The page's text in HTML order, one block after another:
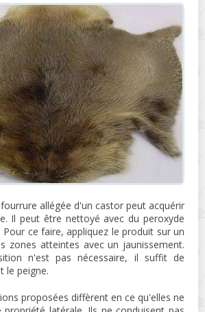
allégée d'un castor peut acquérir
Il peut être nettoyé avec du peroxyde
Pour ce faire, appliquez le produit sur un
zones atteintes avec un jaunissement.
n'est pas nécessaire, il suffit de
le peigne.
proposées diffèrent en ce qu'elles ne